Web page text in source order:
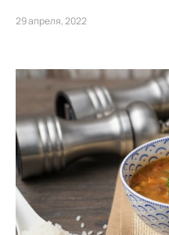
29 апреля, 2022